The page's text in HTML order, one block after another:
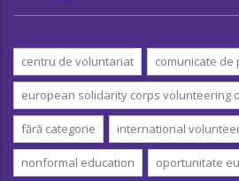
centru de voluntariat comunicate de
european solidarity corps volunteering
fără categorie international
nonformal education oportunitate